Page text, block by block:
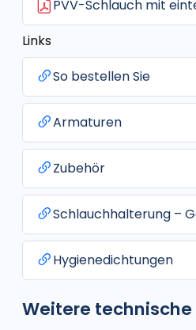
PVV-Schlauch mit
Links
So bestellen Sie
Armaturen
Zubehör
Schlauchhalterung –
Hygienedichtungen
Weitere technische